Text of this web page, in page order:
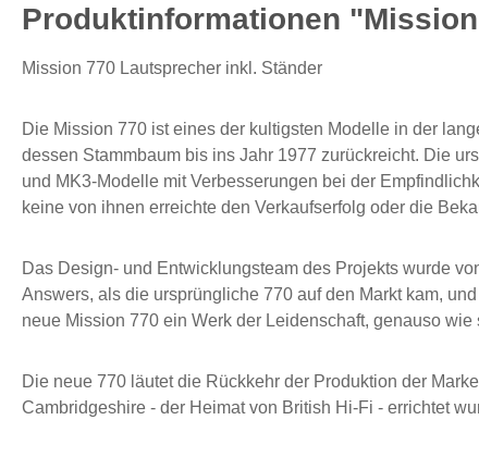
Produktinformationen
Mission 770 Lautsprecher inkl. Ständer
Die Mission 770 ist eines der kultigsten Modelle in der
dessen Stammbaum bis ins Jahr 1977 zurückreicht. Die
und MK3-Modelle mit Verbesserungen bei der
keine von ihnen erreichte den Verkaufserfolg oder die
Das Design- und Entwicklungsteam des Projekts wurde
Answers, als die ursprüngliche 770 auf den Markt kam,
neue Mission 770 ein Werk der Leidenschaft, genauso
Die neue 770 läutet die Rückkehr der Produktion der
Cambridgeshire - der Heimat von British Hi-Fi - errichtet